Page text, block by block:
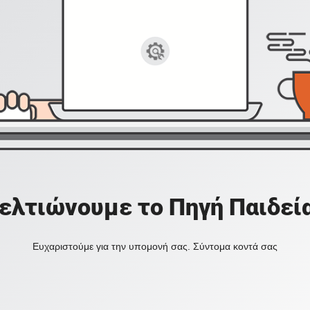
το Πηγή
Ευχαριστούμε για την υπομονή σας. Σύντομα κοντά σας